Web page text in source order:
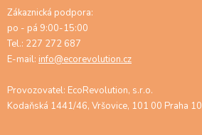
Zákaznická podpora:
po - pá 9:00-15:00
Tel.: 227 272 687
E-mail: info@ecorevolution.cz
Provozovatel: EcoRevolution, s.r.o.
Kodaňská 1441/46, Vršovice, 101 00 Praha 10